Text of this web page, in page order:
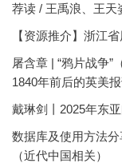
荐读 / 王禹浪、王天
【资源推介】浙江
屠含章 | “鸦片战争
1840年前后的英美
戴琳剑丨2025年东
数据库及使用方法
（近代中国相关）